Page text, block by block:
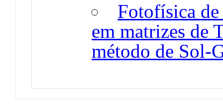
Fotofísica
em matrizes de
método de Sol-